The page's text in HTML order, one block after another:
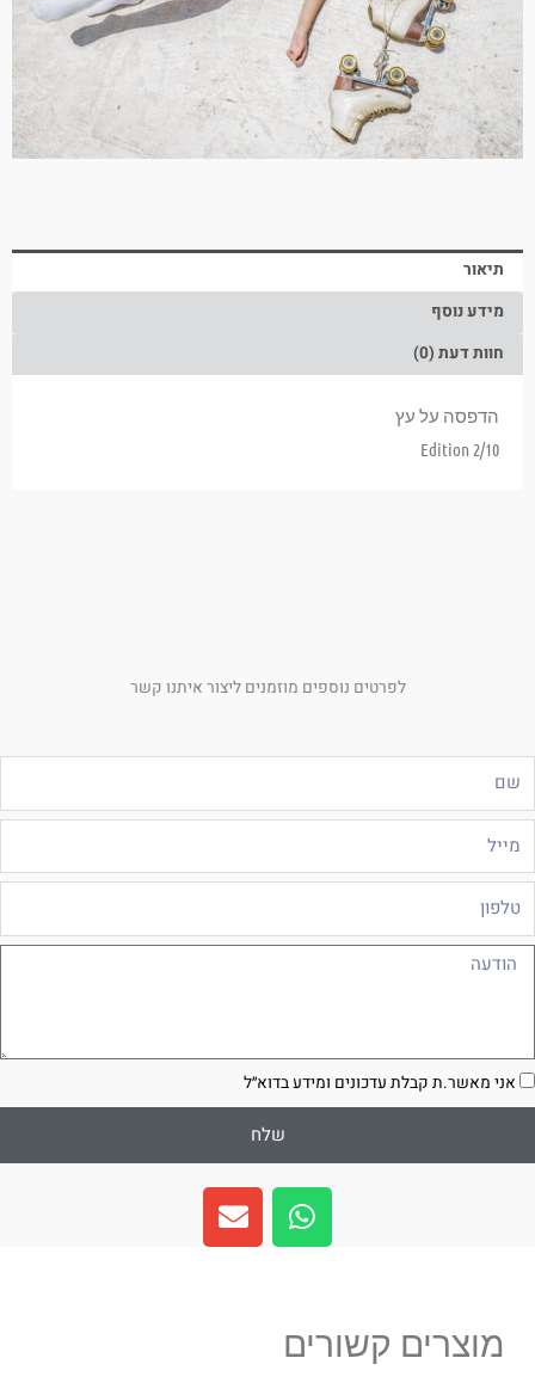
תיאור
מידע נוסף
חוות דעת (0)
הדפסה על עץ
Edition 2/10
לפרטים נוספים מוזמנים ליצור איתנו קשר
אני מאשר.ת קבלת עדכונים ומידע בדוא״ל
שלח
W
h
a
a
E
n
v
מוצרים קשורים